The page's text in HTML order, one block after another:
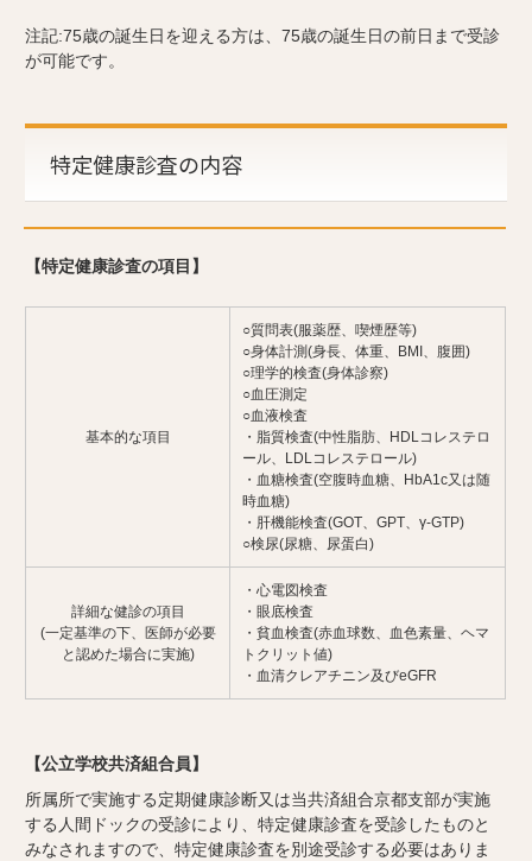
注記:75歳の誕生日を迎える方は、75歳の誕生日の前日まで受診
が可能です。
特定健康診査の内容
【特定健康診査の項目】
基本的な項目
○質問表(服薬歴、喫煙歴等)
○身体計測(身長、体重、BMI、腹囲)
○理学的検査(身体診察)
○血圧測定
○血液検査
・脂質検査(中性脂肪、HDLコレステロ
ール、LDLコレステロール)
・血糖検査(空腹時血糖、HbA1c又は随
時血糖)
・肝機能検査(GOT、GPT、γ-GTP)
○検尿(尿糖、尿蛋白)
詳細な健診の項目
(一定基準の下、医師が必要
と認めた場合に実施)
・心電図検査
・眼底検査
・貧血検査(赤血球数、血色素量、ヘマ
トクリット値)
・血清クレアチニン及びeGFR
【公立学校共済組合員】
所属所で実施する定期健康診断又は当共済組合京都支部が実施
する人間ドックの受診により、特定健康診査を受診したものと
みなされますので、特定健康診査を別途受診する必要はありま